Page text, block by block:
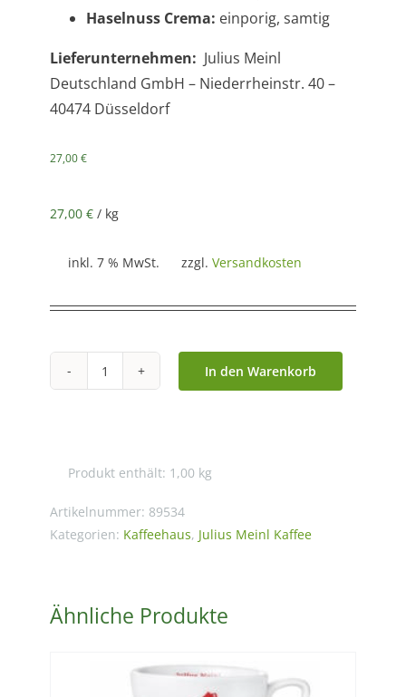
Haselnuss Crema: einporig, samtig
Lieferunternehmen: Julius Meinl
Deutschland GmbH – Niederrheinstr. 40 –
40474 Düsseldorf
27,00€
27,00 € / kg
inkl. 7 % MwSt. zzgl. Versandkosten
Julius
Classico
-
Bohne
Packung
In den Warenkorb
Produkt enthält: 1,00 kg
Artikelnummer: 89534
Kategorien: Kaffeehaus, Julius Meinl Kaffee
Ähnliche Produkte